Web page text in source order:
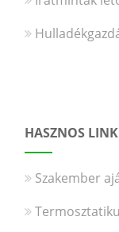
HASZNOS
Szakember